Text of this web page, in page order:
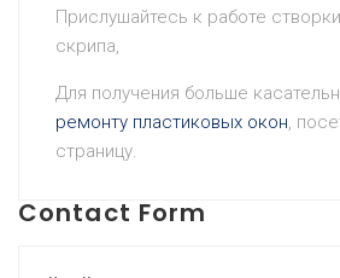
Прислушайтесь к работе
скрипа,
Для получения больше
ремонту пластиковых окон,
страницу.
Contact Form